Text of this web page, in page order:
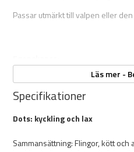
Passar utmärkt till valpen eller
Vikt: 140g
Mjuka
Smakrika
Inget tillsatt socker
Läs mer -
Specifikationer
Dots: kyckling och lax
Sammansättning: Flingor, kött och